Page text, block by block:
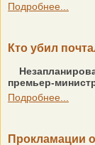
Подробнее...
Кто убил
премьер-
Подробнее...
Прокламации